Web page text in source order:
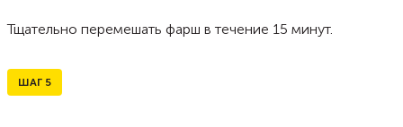
Тщательно перемешать фарш в течение 15 минут.
ШАГ 5